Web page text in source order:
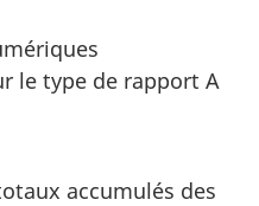
le type de rapport A
accumulés des